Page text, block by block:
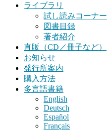
ライブラリ
試し読みコーナー
図書目録
著者紹介
直販（CD／冊子など）
お知らせ
発行所案内
購入方法
多言語書籍
English
Deutsch
Español
Français